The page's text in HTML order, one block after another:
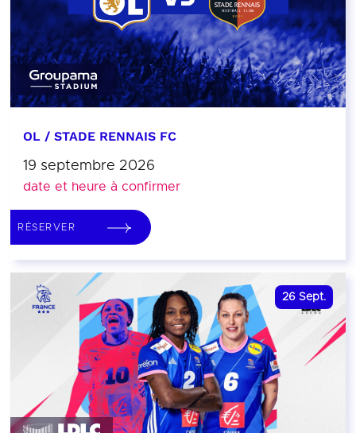
OL / STADE RENNAIS FC
19 septembre 2026
date et heure à confirmer
RÉSERVER
26 Sept.